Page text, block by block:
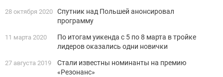
28 октября 2020 Спутник над Польшей анонсировал
программу
11 марта 2020
По итогам уикенда с 5 по 8 марта в тройке
лидеров оказались одни новички
27 августа 2019
Стали известны номинанты на премию
«Резонанс»